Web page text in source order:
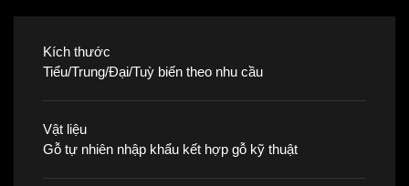
Kích thước
Tiểu/Trung/Đại/Tuỳ biến theo nhu cầu
Vật liệu
Gỗ tự nhiên nhập khẩu kết hợp gỗ kỹ thuật